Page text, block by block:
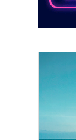
험 오전 집중 편